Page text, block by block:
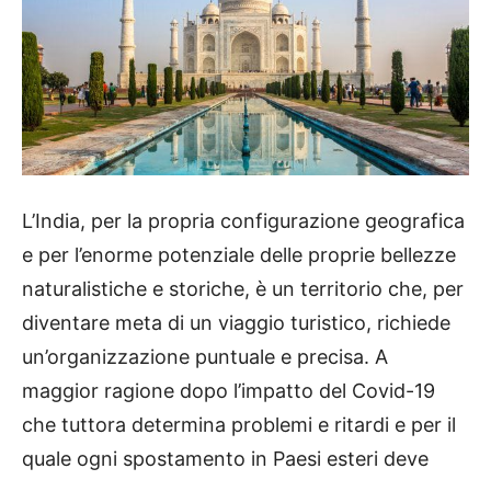
L’India, per la propria configurazione geografica
e per l’enorme potenziale delle proprie bellezze
naturalistiche e storiche, è un territorio che, per
diventare meta di un viaggio turistico, richiede
un’organizzazione puntuale e precisa. A
maggior ragione dopo l’impatto del Covid-19
che tuttora determina problemi e ritardi e per il
quale ogni spostamento in Paesi esteri deve